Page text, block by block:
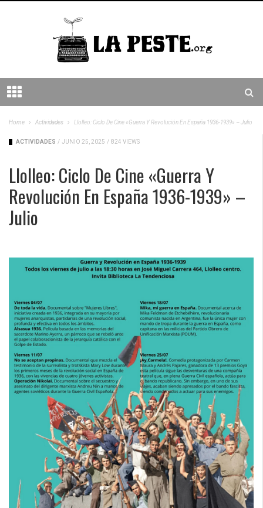
Home Actividades Llolleo: Ciclo De Cine «Guerra Y Revolución En España 1936-1939» – Julio
ACTIVIDADES / JUNIO 25, 2025 / 824 VIEWS
Llolleo: Ciclo De Cine «Guerra Y
Revolución En España 1936-1939» –
Julio